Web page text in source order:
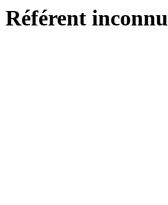
Référent inconnu